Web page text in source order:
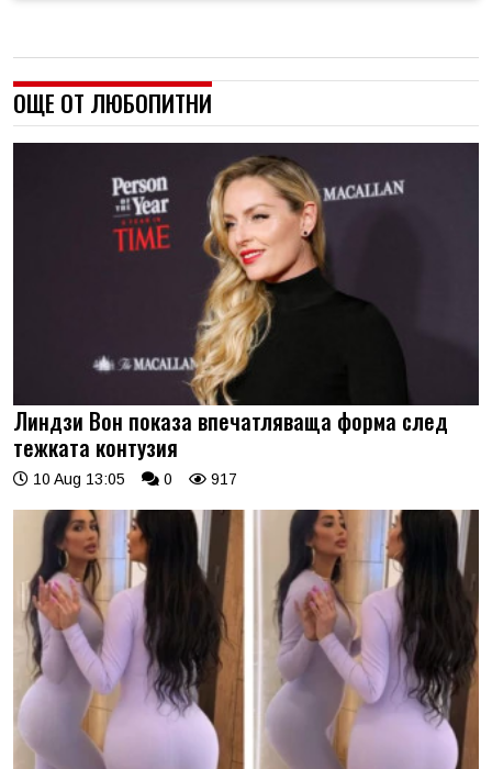
ОЩЕ ОТ ЛЮБОПИТНИ
Линдзи Вон показа впечатляваща форма след
тежката контузия
10 Aug 13:05 0 917